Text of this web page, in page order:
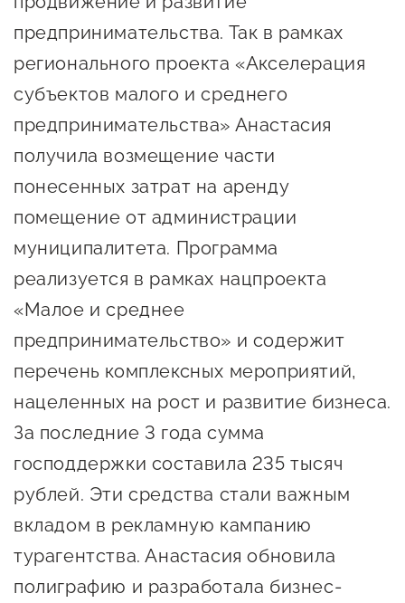
Онлайн-витрина
Истории успеха
Центр образовательных
программ и молодежного
О центре
Календарь
мероприятий для
Поддержка центра
Истории успеха
Центр инноваций
социальной сферы
Поддержка центра
Календарь
мероприятий для
предпринимателей
Истории успеха
Проекты
Центр финансовой
О центре
Проекты
Поддержка центра
Центр инновационно-
технологического и
креативного
предпринимательства
О центре
Обучающие
мероприятия
Проекты
Поддержка центра
Онлайн-витрина
Справочник
предпринимателя
Органы власти
предпринимательства. Так в рамках
регионального проекта «Акселерация
субъектов малого и среднего
предпринимательства» Анастасия
получила возмещение части
понесенных затрат на аренду
помещение от администрации
муниципалитета. Программа
реализуется в рамках нацпроекта
«Малое и среднее
предпринимательство» и содержит
перечень комплексных мероприятий,
нацеленных на рост и развитие бизнеса.
За последние 3 года сумма
господдержки составила 235 тысяч
рублей. Эти средства стали важным
вкладом в рекламную кампанию
турагентства. Анастасия обновила
полиграфию и разработала бизнес-